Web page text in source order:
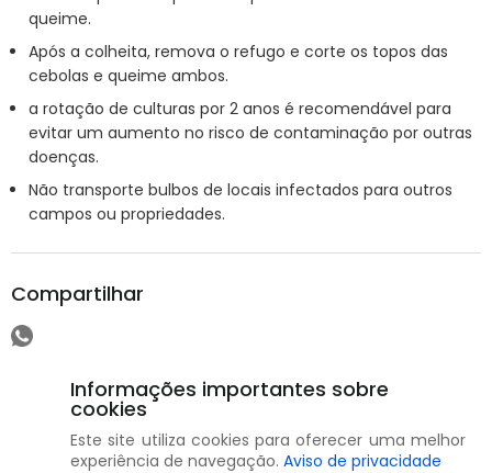
queime.
Após a colheita, remova o refugo e corte os topos das
cebolas e queime ambos.
a rotação de culturas por 2 anos é recomendável para
evitar um aumento no risco de contaminação por outras
doenças.
Não transporte bulbos de locais infectados para outros
campos ou propriedades.
Compartilhar
Informações importantes sobre
cookies
Este site utiliza cookies para oferecer uma melhor
experiência de navegação. Aviso de privacidade